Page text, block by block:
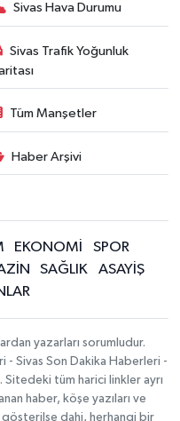
Sivas Hava Durumu
Sivas Trafik Yoğunluk
Tüm Manşetler
Haber Arşivi
EKONOMİ
SPOR
SAĞLIK
ASAYİŞ
yazarları sorumludur.
- Sivas Son Dakika Haberleri -
tüm harici linkler ayrı
haber, köşe yazıları ve
gösterilse dahi, herhangi bir